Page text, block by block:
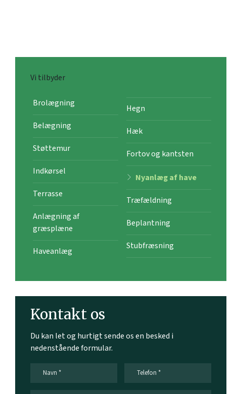
Vi tilbyder
Brolægning
Belægning
Støttemur
Indkørsel
Terrasse
Anlægning af
græsplæne
Haveanlæg
Hegn
Hæk
Fortov og kantsten
Nyanlæg af have
Træfældning
Beplantning
Stubfræsning
Kontakt os
Du kan let og hurtigt sende os en besked i
nedenstående formular.